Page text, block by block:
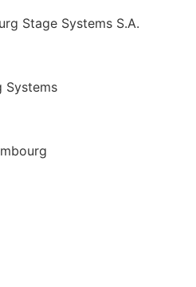
Stage Systems S.A.
Systems